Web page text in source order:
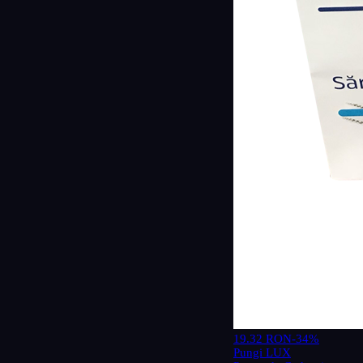
19.32 RON-34%
Pungi LUX